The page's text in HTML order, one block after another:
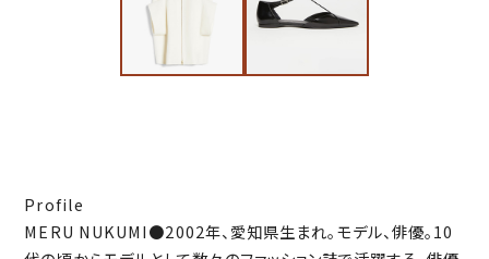
Profile
MERU NUKUMI●2002年、愛知県生まれ。モデル、俳優。10